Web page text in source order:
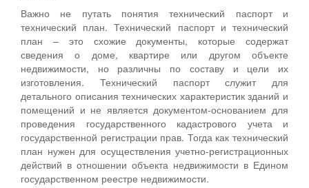
Важно не путать понятия технический паспорт и
технический план. Технический паспорт и технический
план – это схожие документы, которые содержат
сведения о доме, квартире или другом объекте
недвижимости, но различны по составу и цели их
изготовления. Технический паспорт служит для
детального описания технических характеристик зданий и
помещений и не является документом-основанием для
проведения государственного кадастрового учета и
государственной регистрации прав. Тогда как технический
план нужен для осуществления учетно-регистрационных
действий в отношении объекта недвижимости в Едином
государственном реестре недвижимости.